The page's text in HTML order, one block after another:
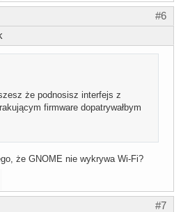
#6
że podnosisz interfejs z
firmware dopatrywałbym
że GNOME nie wykrywa Wi-Fi?
#7